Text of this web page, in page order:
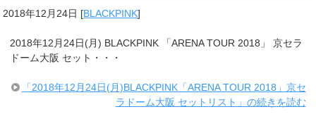
2018年12月24日 [BLACKPINK]
2018年12月24日(月) BLACKPINK 「ARENA TOUR 2018」 京セラ
ドーム大阪 セット・・・
「2018年12月24日(月)BLACKPINK「ARENA TOUR 2018」京セ
ラドーム大阪 セットリスト」の続きを読む